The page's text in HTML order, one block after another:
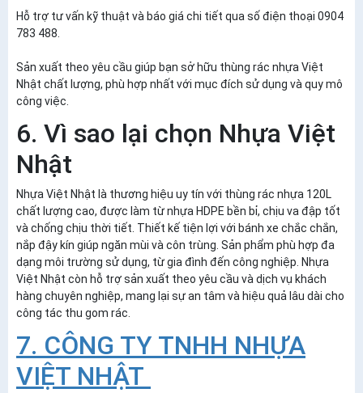
Hỗ trợ tư vấn kỹ thuật và báo giá chi tiết qua số điện thoại 0904
783 488.
Sản xuất theo yêu cầu giúp bạn sở hữu thùng rác nhựa Việt
Nhật chất lượng, phù hợp nhất với mục đích sử dụng và quy mô
công việc.
6. Vì sao lại chọn Nhựa Việt
Nhật
Nhựa Việt Nhật là thương hiệu uy tín với thùng rác nhựa 120L
chất lượng cao, được làm từ nhựa HDPE bền bỉ, chịu va đập tốt
và chống chịu thời tiết. Thiết kế tiện lợi với bánh xe chắc chắn,
nắp đậy kín giúp ngăn mùi và côn trùng. Sản phẩm phù hợp đa
dạng môi trường sử dụng, từ gia đình đến công nghiệp. Nhựa
Việt Nhật còn hỗ trợ sản xuất theo yêu cầu và dịch vụ khách
hàng chuyên nghiệp, mang lại sự an tâm và hiệu quả lâu dài cho
công tác thu gom rác.
7. CÔNG TY TNHH NHỰA
VIỆT NHẬT